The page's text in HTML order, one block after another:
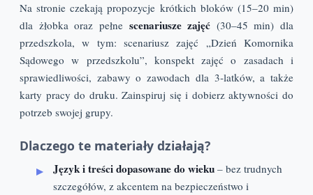
Na stronie czekają propozycje krótkich bloków (15–20 min)
dla żłobka oraz pełne scenariusze zajęć (30–45 min) dla
przedszkola, w tym: scenariusz zajęć „Dzień Komornika
Sądowego w przedszkolu”, konspekt zajęć o zasadach i
sprawiedliwości, zabawy o zawodach dla 3‑latków, a także
karty pracy do druku. Zainspiruj się i dobierz aktywności do
potrzeb swojej grupy.
Dlaczego te materiały działają?
Język i treści dopasowane do wieku – bez trudnych
szczegółów, z akcentem na bezpieczeństwo i